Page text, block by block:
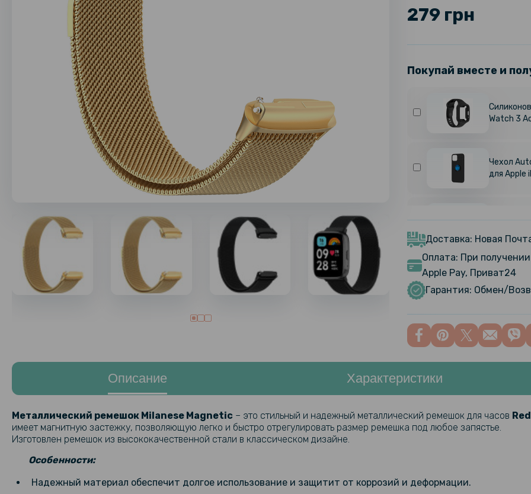
279 грн
Покупай вместе и
Watch 3
Чехол
для Apple
iPhone 14
зарядки
Poco C65
кольцом
Ремешок
Redmi
Защитное
Доставка: Новая
Оплата: При
Apple Pay, Приват24
Гарантия: Обмен/
Описание Характеристики
Металлический ремешок Milanese Magnetic – это стильный и надежный металлический ремешок для часов
имеет магнитную застежку, позволяющую легко и быстро отрегулировать размер ремешка под любое запястье.
Изготовлен ремешок из высококачественной стали в классическом дизайне.
Особенности:
Надежный материал обеспечит долгое использование и защитит от коррозий и деформации.